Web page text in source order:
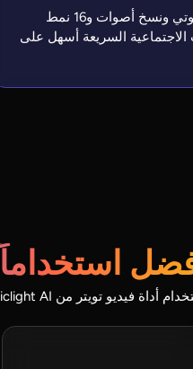
يمنح Magiclight AI المستخدمين 37 تعليق صوتي ونسخ أصوات و16 نمط
الاجتماعية السريعة أسهل على
استخداماً